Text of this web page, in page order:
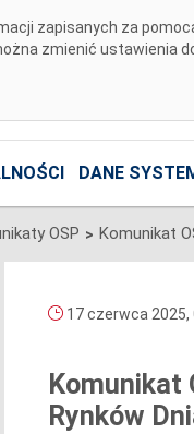
zapisanych za
zmienić ustawienia
DANE
OSP >
17 czerwca 2025,
Komunikat
Rynków